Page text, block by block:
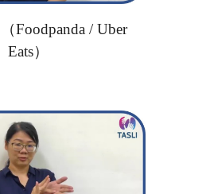
（Foodpanda / Uber
Eats）